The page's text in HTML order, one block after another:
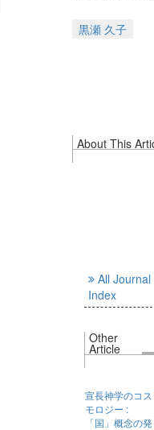
黒瀬 久子
About This
All Journal
Index
Other
Article
宣長神学のコス
モロジー :
「国」概念の発